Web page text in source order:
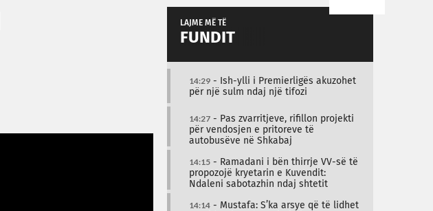
LAJME MË TË
FUNDIT
14:29 - Ish-ylli i Premierligës akuzohet
për një sulm ndaj një tifozi
14:27 - Pas zvarritjeve, rifillon projekti
për vendosjen e pritoreve të
autobusëve në Shkabaj
14:15 - Ramadani i bën thirrje VV-së të
propozojë kryetarin e Kuvendit:
Ndaleni sabotazhin ndaj shtetit
14:14 - Mustafa: S’ka arsye që të lidhet